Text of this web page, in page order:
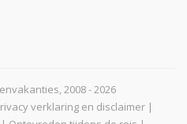
2008 - 2026
verklaring en disclaimer |